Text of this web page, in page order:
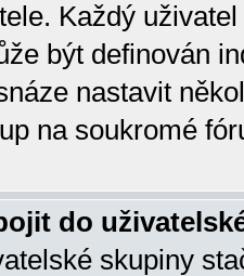
Každý
být definován
nastavit
na soukromé
do
skupiny